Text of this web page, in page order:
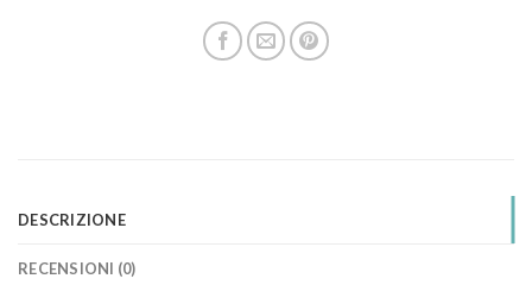
DESCRIZIONE
RECENSIONI (0)